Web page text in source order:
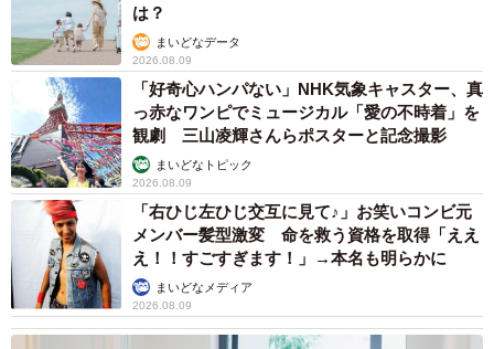
は？
まいどなデータ
2026.08.09
「好奇心ハンパない」NHK気象キャスター、真
っ赤なワンピでミュージカル「愛の不時着」を
観劇 三山凌輝さんらポスターと記念撮影
まいどなトピック
2026.08.09
「右ひじ左ひじ交互に見て♪」お笑いコンビ元
メンバー髪型激変 命を救う資格を取得「ええ
え！！すごすぎます！」→本名も明らかに
まいどなメディア
2026.08.09